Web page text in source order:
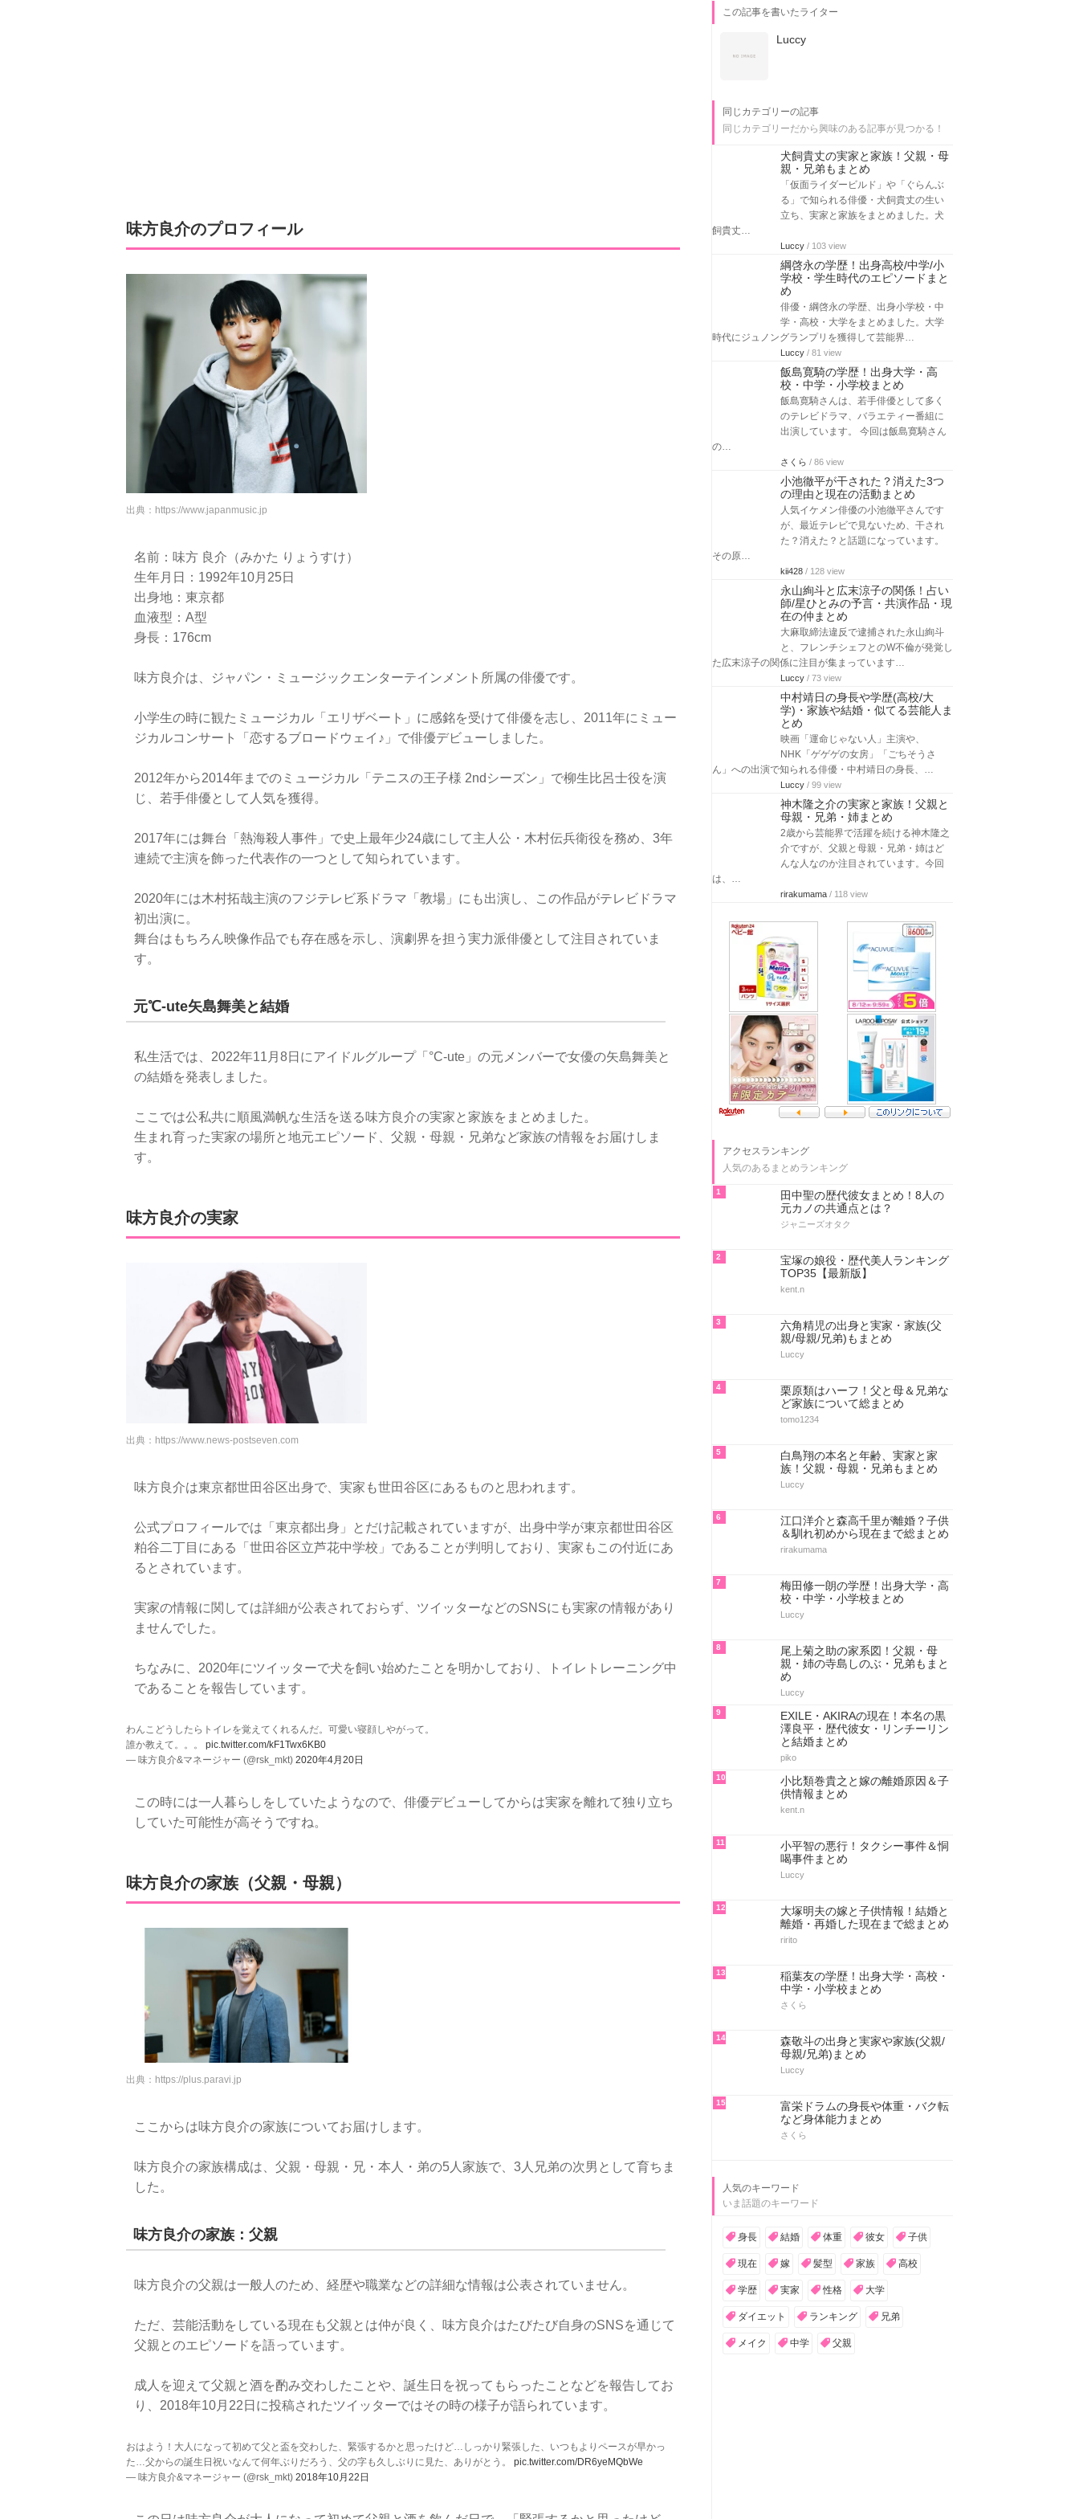
味方良介のプロフィール
出典： https://www.japanmusic.jp
名前：味方 良介（みかた りょうすけ）
生年月日：1992年10月25日
出身地：東京都
血液型：A型
身長：176cm
味方良介は、ジャパン・ミュージックエンターテインメント所属の俳優です。
小学生の時に観たミュージカル「エリザベート」に感銘を受けて俳優を志し、2011年にミュー
ジカルコンサート「恋するブロードウェイ♪」で俳優デビューしました。
2012年から2014年までのミュージカル「テニスの王子様 2ndシーズン」で柳生比呂士役を演
じ、若手俳優として人気を獲得。
2017年には舞台「熱海殺人事件」で史上最年少24歳にして主人公・木村伝兵衛役を務め、3年
連続で主演を飾った代表作の一つとして知られています。
2020年には木村拓哉主演のフジテレビ系ドラマ「教場」にも出演し、この作品がテレビドラマ
初出演に。
舞台はもちろん映像作品でも存在感を示し、演劇界を担う実力派俳優として注目されていま
す。
元℃-ute矢島舞美と結婚
私生活では、2022年11月8日にアイドルグループ「°C-ute」の元メンバーで女優の矢島舞美と
の結婚を発表しました。
ここでは公私共に順風満帆な生活を送る味方良介の実家と家族をまとめました。
生まれ育った実家の場所と地元エピソード、父親・母親・兄弟など家族の情報をお届けしま
す。
味方良介の実家
出典： https://www.news-postseven.com
味方良介は東京都世田谷区出身で、実家も世田谷区にあるものと思われます。
公式プロフィールでは「東京都出身」とだけ記載されていますが、出身中学が東京都世田谷区
粕谷二丁目にある「世田谷区立芦花中学校」であることが判明しており、実家もこの付近にあ
るとされています。
実家の情報に関しては詳細が公表されておらず、ツイッターなどのSNSにも実家の情報があり
ませんでした。
ちなみに、2020年にツイッターで犬を飼い始めたことを明かしており、トイレトレーニング中
であることを報告しています。
わんこどうしたらトイレを覚えてくれるんだ。可愛い寝顔しやがって。
誰か教えて。。。 pic.twitter.com/kF1Twx6KB0
— 味方良介&マネージャー (@rsk_mkt) 2020年4月20日
この時には一人暮らしをしていたようなので、俳優デビューしてからは実家を離れて独り立ち
していた可能性が高そうですね。
味方良介の家族（父親・母親）
出典： https://plus.paravi.jp
ここからは味方良介の家族についてお届けします。
味方良介の家族構成は、父親・母親・兄・本人・弟の5人家族で、3人兄弟の次男として育ちま
した。
味方良介の家族：父親
味方良介の父親は一般人のため、経歴や職業などの詳細な情報は公表されていません。
ただ、芸能活動をしている現在も父親とは仲が良く、味方良介はたびたび自身のSNSを通じて
父親とのエピソードを語っています。
成人を迎えて父親と酒を酌み交わしたことや、誕生日を祝ってもらったことなどを報告してお
り、2018年10月22日に投稿されたツイッターではその時の様子が語られています。
おはよう！大人になって初めて父と盃を交わした、緊張するかと思ったけど…しっかり緊張した、いつもよりペースが早かっ
た…父からの誕生日祝いなんて何年ぶりだろう、父の字も久しぶりに見た、ありがとう。 pic.twitter.com/DR6yeMQbWe
— 味方良介&マネージャー (@rsk_mkt) 2018年10月22日
この記事を書いたライター
Luccy
同じカテゴリーの記事
同じカテゴリーだから興味のある記事が見つかる！
犬飼貴丈の実家と家族！父親・母
親・兄弟もまとめ
「仮面ライダービルド」や「ぐらんぶ
る」で知られる俳優・犬飼貴丈の生い
立ち、実家と家族をまとめました。犬
飼貴丈…
Luccy / 103 view
綱啓永の学歴！出身高校/中学/小
学校・学生時代のエピソードまと
め
俳優・綱啓永の学歴、出身小学校・中
学・高校・大学をまとめました。大学
時代にジュノングランプリを獲得して芸能界…
Luccy / 81 view
飯島寛騎の学歴！出身大学・高
校・中学・小学校まとめ
飯島寛騎さんは、若手俳優として多く
のテレビドラマ、バラエティー番組に
出演しています。 今回は飯島寛騎さん
の…
さくら / 86 view
小池徹平が干された？消えた3つ
の理由と現在の活動まとめ
人気イケメン俳優の小池徹平さんです
が、最近テレビで見ないため、干され
た？消えた？と話題になっています。
その原…
kii428 / 128 view
永山絢斗と広末涼子の関係！占い
師/星ひとみの予言・共演作品・現
在の仲まとめ
大麻取締法違反で逮捕された永山絢斗
と、フレンチシェフとのW不倫が発覚し
た広末涼子の関係に注目が集まっています…
Luccy / 73 view
中村靖日の身長や学歴(高校/大
学)・家族や結婚・似てる芸能人ま
とめ
映画「運命じゃない人」主演や、
NHK「ゲゲゲの女房」「ごちそうさ
ん」への出演で知られる俳優・中村靖日の身長、…
Luccy / 99 view
神木隆之介の実家と家族！父親と
母親・兄弟・姉まとめ
2歳から芸能界で活躍を続ける神木隆之
介ですが、父親と母親・兄弟・姉はど
んな人なのか注目されています。今回
は、…
rirakumama / 118 view
アクセスランキング
人気のあるまとめランキング
1
田中聖の歴代彼女まとめ！8人の
元カノの共通点とは？
ジャニーズオタク
2
宝塚の娘役・歴代美人ランキング
TOP35【最新版】
kent.n
3
六角精児の出身と実家・家族(父
親/母親/兄弟)もまとめ
Luccy
4
栗原類はハーフ！父と母＆兄弟な
ど家族について総まとめ
tomo1234
5
白鳥翔の本名と年齢、実家と家
族！父親・母親・兄弟もまとめ
Luccy
6
江口洋介と森高千里が離婚？子供
＆馴れ初めから現在まで総まとめ
rirakumama
7
梅田修一朗の学歴！出身大学・高
校・中学・小学校まとめ
Luccy
8
尾上菊之助の家系図！父親・母
親・姉の寺島しのぶ・兄弟もまと
め
Luccy
9
EXILE・AKIRAの現在！本名の黒
澤良平・歴代彼女・リンチーリン
と結婚まとめ
piko
10
小比類巻貴之と嫁の離婚原因＆子
供情報まとめ
kent.n
11
小平智の悪行！タクシー事件＆恫
喝事件まとめ
Luccy
12
大塚明夫の嫁と子供情報！結婚と
離婚・再婚した現在まで総まとめ
ririto
13
稲葉友の学歴！出身大学・高校・
中学・小学校まとめ
さくら
14
森敬斗の出身と実家や家族(父親/
母親/兄弟)まとめ
Luccy
15
富栄ドラムの身長や体重・バク転
など身体能力まとめ
さくら
人気のキーワード
いま話題のキーワード
身長 結婚 体重 彼女 子供
現在 嫁 髪型 家族 高校
学歴 実家 性格 大学
ダイエット ランキング 兄弟
メイク 中学 父親